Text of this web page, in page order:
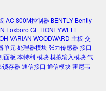
AC 800M控制器 BENTLY Bently
Foxboro GE HONEYWELL
VARIAN WOODWARD 主板 交
单元处理器模块张力传感器接口
面板 本特利模块模拟输入模块气
锁存器通信接口 通信模块霍尼韦